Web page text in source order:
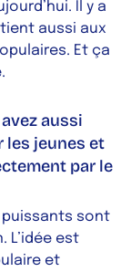
Il y a
aussi aux
Et ça
aussi
les jeunes et
par le
puissants sont
L’idée est
et